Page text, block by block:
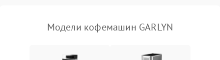
Модели кофемашин GARLYN